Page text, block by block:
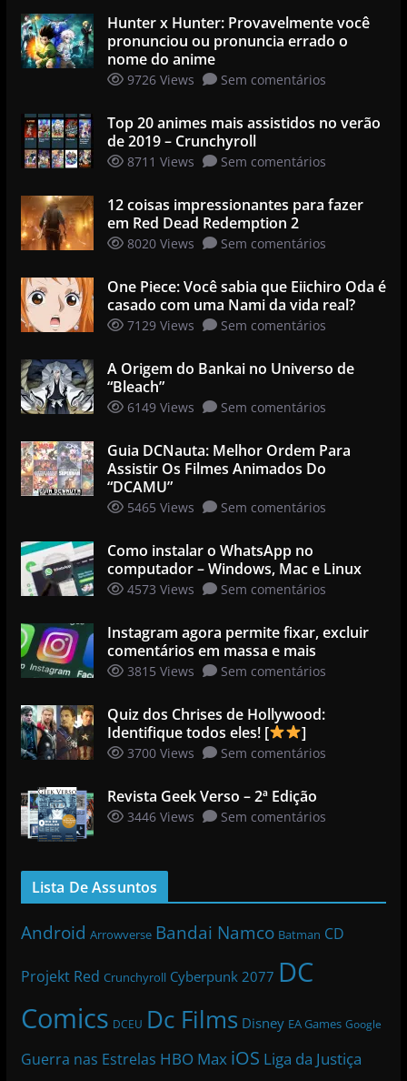
Hunter x Hunter: Provavelmente você
pronunciou ou pronuncia errado o
nome do anime
9726 Views Sem comentários
Top 20 animes mais assistidos no verão
de 2019 – Crunchyroll
8711 Views Sem comentários
12 coisas impressionantes para fazer
em Red Dead Redemption 2
8020 Views Sem comentários
One Piece: Você sabia que Eiichiro Oda é
casado com uma Nami da vida real?
7129 Views Sem comentários
A Origem do Bankai no Universo de
“Bleach”
6149 Views Sem comentários
Guia DCNauta: Melhor Ordem Para
Assistir Os Filmes Animados Do
“DCAMU”
5465 Views Sem comentários
Como instalar o WhatsApp no
computador – Windows, Mac e Linux
4573 Views Sem comentários
Instagram agora permite fixar, excluir
comentários em massa e mais
3815 Views Sem comentários
Quiz dos Chrises de Hollywood:
Identifique todos eles! [
]
3700 Views Sem comentários
Revista Geek Verso – 2ª Edição
3446 Views Sem comentários
Lista De Assuntos
Android Arrowverse Bandai Namco Batman CD
Projekt Red Crunchyroll Cyberpunk 2077 DC
Comics DCEU Dc Films Disney EA Games Google
Guerra nas Estrelas HBO Max iOS Liga da Justiça